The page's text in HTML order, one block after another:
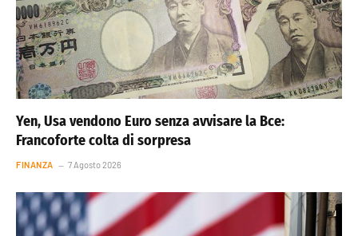
Yen, Usa vendono Euro senza avvisare la Bce:
Francoforte colta di sorpresa
FINANZA 7 Agosto 2026